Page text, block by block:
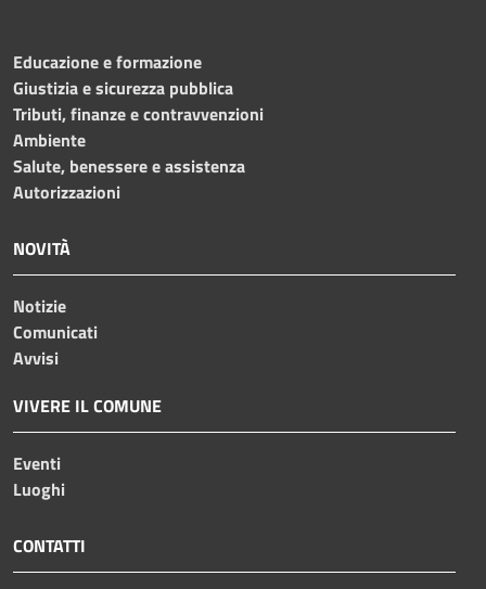
Educazione e formazione
Giustizia e sicurezza pubblica
Tributi, finanze e contravvenzioni
Ambiente
Salute, benessere e assistenza
Autorizzazioni
NOVITÀ
Notizie
Comunicati
Avvisi
VIVERE IL COMUNE
Eventi
Luoghi
CONTATTI